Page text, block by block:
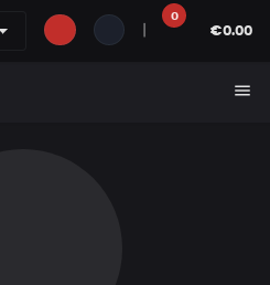
0
€0.00
menu